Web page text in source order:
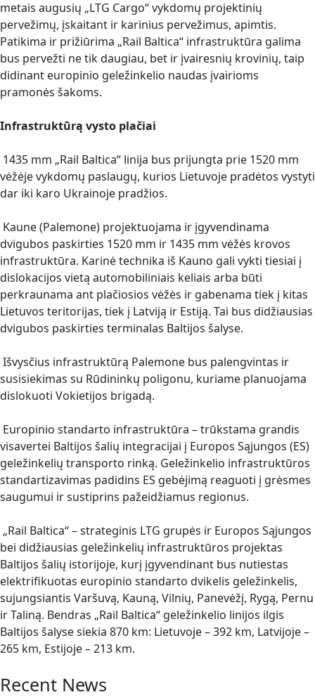
metais augusių „LTG Cargo“ vykdomų projektinių
pervežimų, įskaitant ir karinius pervežimus, apimtis.
Patikima ir prižiūrima „Rail Baltica“ infrastruktūra galima
bus pervežti ne tik daugiau, bet ir įvairesnių krovinių, taip
didinant europinio geležinkelio naudas įvairioms
pramonės šakoms.
Infrastruktūrą vysto plačiai
1435 mm „Rail Baltica“ linija bus prijungta prie 1520 mm
vėžėje vykdomų paslaugų, kurios Lietuvoje pradėtos vystyti
dar iki karo Ukrainoje pradžios.
Kaune (Palemone) projektuojama ir įgyvendinama
dvigubos paskirties 1520 mm ir 1435 mm vėžės krovos
infrastruktūra. Karinė technika iš Kauno gali vykti tiesiai į
dislokacijos vietą automobiliniais keliais arba būti
perkraunama ant plačiosios vėžės ir gabenama tiek į kitas
Lietuvos teritorijas, tiek į Latviją ir Estiją. Tai bus didžiausias
dvigubos paskirties terminalas Baltijos šalyse.
Išvysčius infrastruktūrą Palemone bus palengvintas ir
susisiekimas su Rūdininkų poligonu, kuriame planuojama
dislokuoti Vokietijos brigadą.
Europinio standarto infrastruktūra – trūkstama grandis
visavertei Baltijos šalių integracijai į Europos Sąjungos (ES)
geležinkelių transporto rinką. Geležinkelio infrastruktūros
standartizavimas padidins ES gebėjimą reaguoti į grėsmes
saugumui ir sustiprins pažeidžiamus regionus.
„Rail Baltica“ – strateginis LTG grupės ir Europos Sąjungos
bei didžiausias geležinkelių infrastruktūros projektas
Baltijos šalių istorijoje, kurį įgyvendinant bus nutiestas
elektrifikuotas europinio standarto dvikelis geležinkelis,
sujungsiantis Varšuvą, Kauną, Vilnių, Panevėžį, Rygą, Pernu
ir Taliną. Bendras „Rail Baltica“ geležinkelio linijos ilgis
Baltijos šalyse siekia 870 km: Lietuvoje – 392 km, Latvijoje –
265 km, Estijoje – 213 km.
Recent News